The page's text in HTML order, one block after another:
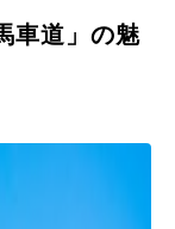
車道」の魅